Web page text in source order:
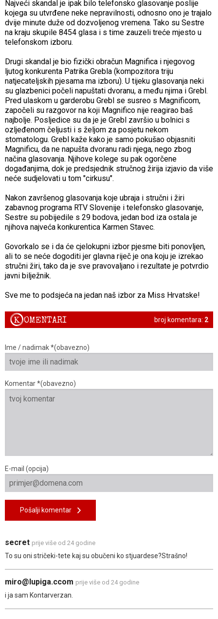
Najveći skandal je ipak bilo telefonsko glasovanje poslije
kojega su utvrđene neke nepravilnosti, odnosno ono je trajalo
dvije minute duže od dozvoljenog vremena. Tako su Sestre
na kraju skupile 8454 glasa i s time zauzeli treće mjesto u
telefonskom izboru.
Drugi skandal je bio fizički obračun Magnifica i njegovog
ljutog konkurenta Patrika Grebla (kompozitora triju
natjecateljskih pjesama ma izboru). U tijeku glasovanja neki
su glazbenici počeli napuštati dvoranu, a među njima i Grebl.
Pred ulaskom u garderobu Grebl se susreo s Magnificom,
započeli su razgovor na koji Magnifico nije reagirao baš
najbolje. Posljedice su da je je Grebl završio u bolnici s
ozljeđenom čeljusti i s željom za posjetu nekom
stomatologu. Grebl kaže kako je samo pokušao objasniti
Magnificu, da ne napušta dvoranu radi njega, nego zbog
načina glasovanja. Njihove kolege su pak ogorčene
događanjima, dok je predsjednik stručnog žirija izjavio da više
neće sudjelovati u tom "cirkusu".
Nakon završenog glasovanja koje ubraja i stručni i žiri
zabavnog programa RTV Slovenije i telefonsko glasovanje,
Sestre su pobijedile s 29 bodova, jedan bod iza ostala je
njihova najveća konkurentica Karmen Stavec.
Govorkalo se i da će cjelokupni izbor pjesme biti ponovljen,
ali to se neće dogoditi jer glavna riječ je ona koju je izrekao
stručni žiri, tako da je sve pravovaljano i rezultate je potvrdio
javni bilježnik.
Sve me to podsjeća na jedan naš izbor za Miss Hrvatske!
broj komentara: 2
KOMENTARI
Ime / nadimak *(obavezno)
Komentar *(obavezno)
E-mail (opcija)
Pošalji komentar
secret prije više od 24 godine
To su oni stričeki-tete kaj su obučeni ko stjuardese?Strašno!
miro@lupiga.ccom prije više od 24 godine
i ja sam Kontarverzan.